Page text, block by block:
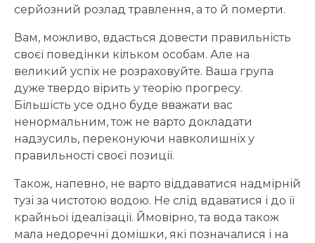
серйозний розлад травлення, а то й померти.
Вам, можливо, вдасться довести правильність
своєї поведінки кільком особам. Але на
великий успіх не розраховуйте. Ваша група
дуже твердо вірить у теорію прогресу.
Більшість усе одно буде вважати вас
ненормальним, тож не варто докладати
надзусиль, переконуючи навколишніх у
правильності своєї позиції.
Також, напевно, не варто віддаватися надмірній
тузі за чистотою водою. Не слід вдаватися і до її
крайньої ідеалізації. Ймовірно, та вода також
мала недоречні домішки, які позначалися і на